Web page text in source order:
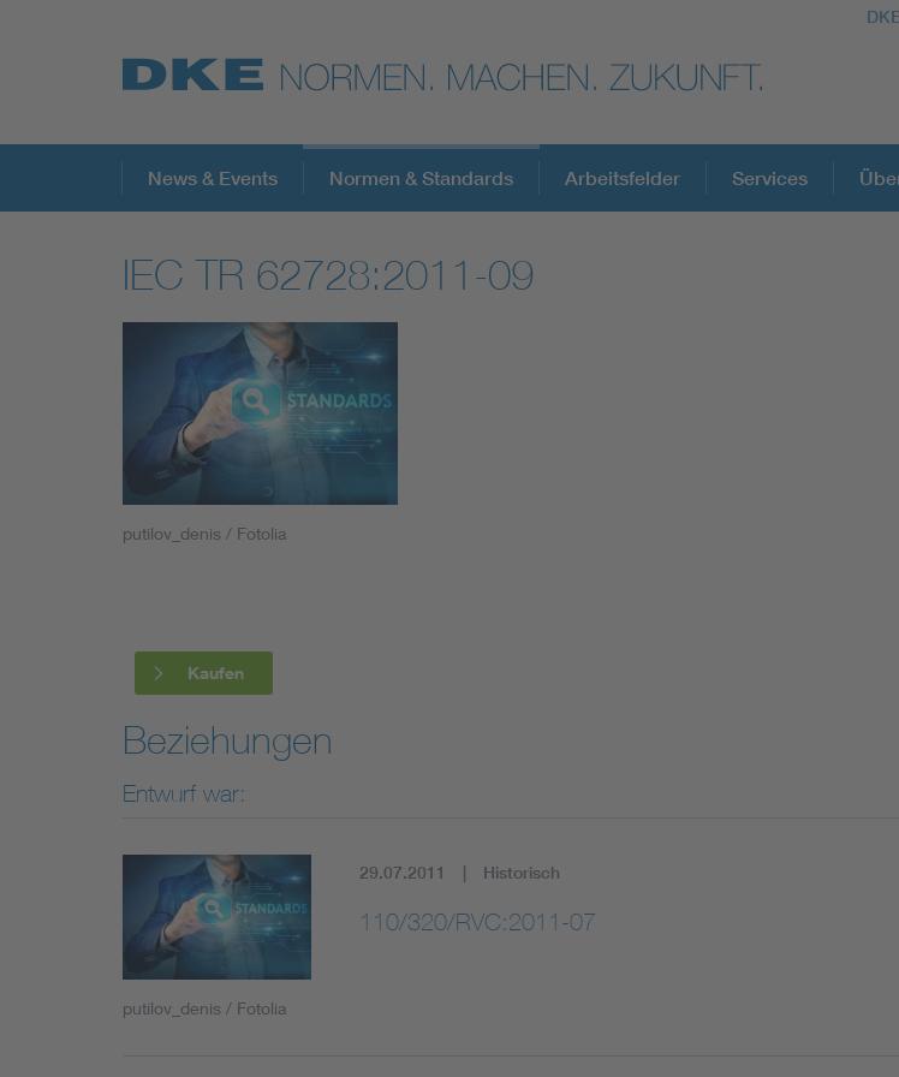
Top-Themen
VDE Fokusthemen
Digital Security
Energy
Mobility
Smart Cities
DKE Fachinformationen
News & Events Normen & Standards Arbeitsfelder Services
IEC TR 62728:2011-09
putilov_denis / Fotolia
Kaufen
Beziehungen
Entwurf war:
putilov_denis / Fotolia
29.07.2011 Historisch
110/320/RVC:2011-07